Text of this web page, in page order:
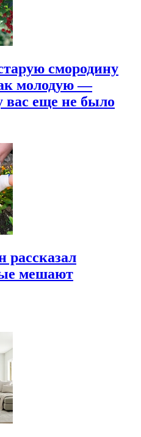
смородину
молодую —
вас еще не было
рассказал
мешают